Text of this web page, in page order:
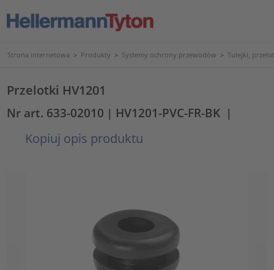
Strona internetowa > Produkty > Systemy ochrony przewodów > Tulejki,
Przelotki HV1201
Nr art. 633-02010 | HV1201-PVC-FR-BK |
Kopiuj opis produktu